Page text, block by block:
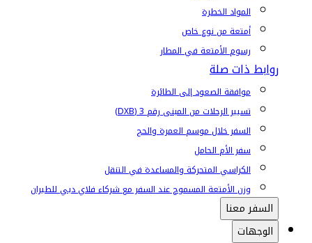
المواد الخطرة
أمتعة من نوع خاص
رسوم الأمتعة في المطار
روابط ذات صلة
موافقة الصعود إلى الطائرة
تسيير الرحلات من المبنى رقم 3 (DXB)
السفر خلال موسم العمرة والحج
سفر الأم الحامل
الكراسي المتحركة والمساعدة في التنقل
وزن الأمتعة المسموح عند السفر مع شركاء فلاي دبي للطيران
السفر معنا
الوجهات